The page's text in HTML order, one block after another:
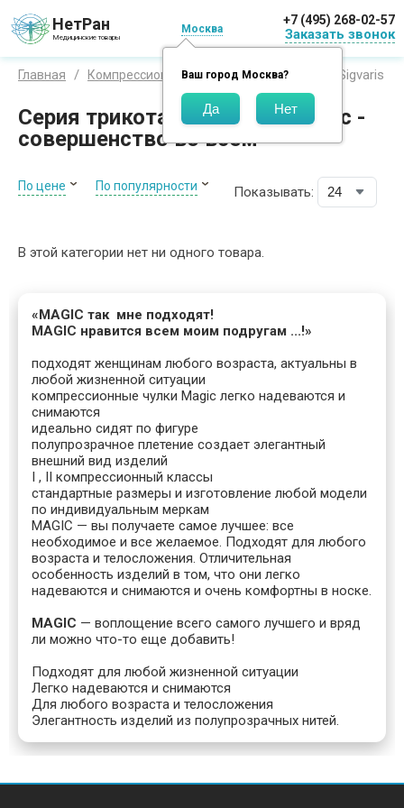
НетРан
Медицинские товары
Москва
Ваш город Москва?
+7 (495) 268-02-57
Заказать звонок
Главная Компрессионный трикотаж Sigvaris Sigvaris
Серия трикотажа Sigvaris Magic -
совершенство во всем
По цене По популярности Показывать:
В этой категории нет ни одного товара.
«MAGIC так мне подходят!
MAGIC нравится всем моим подругам ...!»
подходят женщинам любого возраста, актуальны в
любой жизненной ситуации
компрессионные чулки Magic легко надеваются и
снимаются
идеально сидят по фигуре
полупрозрачное плетение создает элегантный
внешний вид изделий
I , II компрессионный классы
стандартные размеры и изготовление любой модели
по индивидуальным меркам
MAGIC — вы получаете самое лучшее: все
необходимое и все желаемое. Подходят для любого
возраста и телосложения. Отличительная
особенность изделий в том, что они легко
надеваются и снимаются и очень комфортны в носке.
MAGIC — воплощение всего самого лучшего и вряд
ли можно что-то еще добавить!
Подходят для любой жизненной ситуации
Легко надеваются и снимаются
Для любого возраста и телосложения
Элегантность изделий из полупрозрачных нитей.